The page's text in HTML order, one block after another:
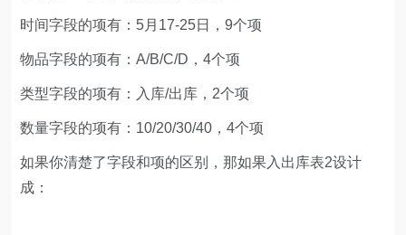
时间字段的项有：5月17-25日，9个项
物品字段的项有：A/B/C/D，4个项
类型字段的项有：入库/出库，2个项
数量字段的项有：10/20/30/40，4个项
如果你清楚了字段和项的区别，那如果入出库表2设计
成：